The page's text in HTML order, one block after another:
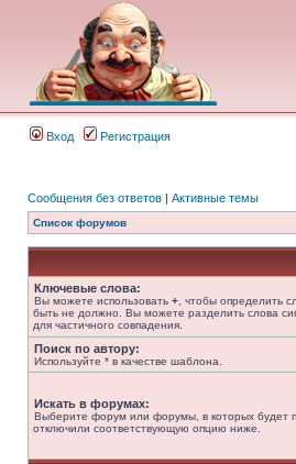
Вход Регистрация
Сообщения без ответов | Активные темы
Список форумов
Ключевые слова:
Вы можете использовать + , чтобы определить
быть не должно. Вы можете разделить слова
для частичного совпадения.
Поиск по автору:
Используйте * в качестве шаблона.
Искать в форумах:
Выберите форум или форумы, в которых будет
отключили соответствующую опцию ниже.